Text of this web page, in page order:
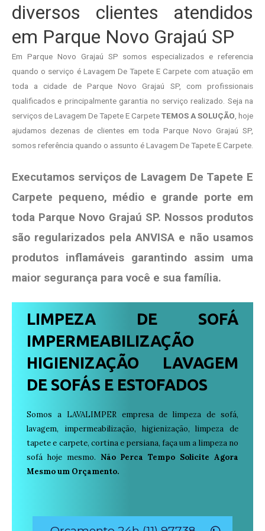
diversos clientes atendidos
em Parque Novo Grajaú SP
Em Parque Novo Grajaú SP somos especializados e referencia
quando o serviço é Lavagem De Tapete E Carpete com atuação em
toda a cidade de Parque Novo Grajaú SP, com profissionais
qualificados e principalmente garantia no serviço realizado. Seja na
serviços de Lavagem De Tapete E CarpeteTEMOS A SOLUÇÃO , hoje
ajudamos dezenas de clientes em toda Parque Novo Grajaú SP,
somos referência quando o assunto é Lavagem De Tapete E Carpete.
Executamos serviços de Lavagem De Tapete E
Carpete pequeno, médio e grande porte em
toda Parque Novo Grajaú SP. Nossos produtos
são regularizados pela ANVISA e não usamos
produtos inflamáveis garantindo assim uma
maior segurança para você e sua família.
LIMPEZA DE SOFÁ
IMPERMEABILIZAÇÃO
HIGIENIZAÇÃO LAVAGEM
DE SOFÁS E ESTOFADOS
Somos a LAVALIMPER empresa de limpeza de sofá,
lavagem, impermeabilização, higienização, limpeza de
tapete e carpete, cortina e persiana, faça um a limpeza no
sofá hoje mesmo. Não Perca Tempo Solicite Agora
Mesmo um Orçamento.